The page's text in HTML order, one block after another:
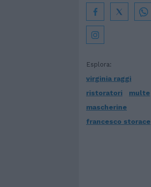
Esplora:
virginia raggi
ristoratori
multe
mascherine
francesco storace